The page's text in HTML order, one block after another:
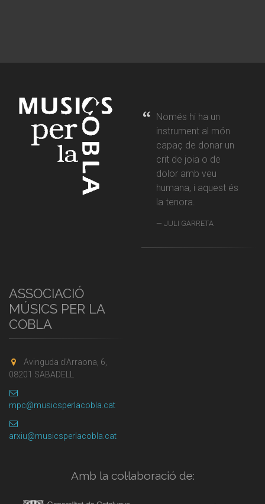
Només hi ha un
instrument al món
capaç de donar un
crit de joia o de
dolor amb veu
humana, i aquest és
la tenora.
JULI GARRETA
ASSOCIACIÓ
MÚSICS PER LA
COBLA
Avinguda d'Arraona, 6,
08201 SABADELL
mpc@musicsperlacobla.cat
arxiu@musicsperlacobla.cat
Amb la col·laboració de: